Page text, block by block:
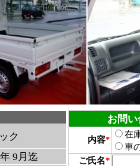
ク
9月迄
お問
内容*
在
車
ご氏名*